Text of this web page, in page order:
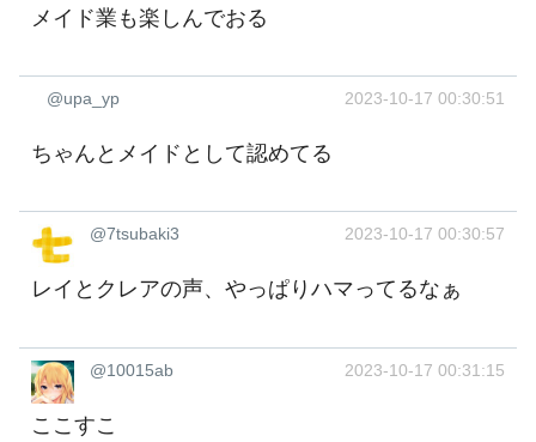
メイド業も楽しんでおる
@upa_yp 2023-10-17 00:30:51
ちゃんとメイドとして認めてる
@7tsubaki3 2023-10-17 00:30:57
レイとクレアの声、やっぱりハマってるなぁ
@10015ab 2023-10-17 00:31:15
ここすこ